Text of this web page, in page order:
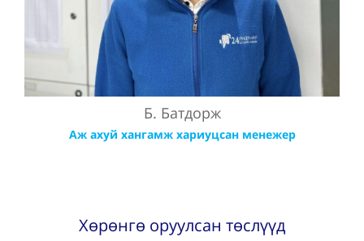
Б. Батдорж
Аж ахуй хангамж хариуцсан менежер
Хөрөнгө оруулсан төслүүд